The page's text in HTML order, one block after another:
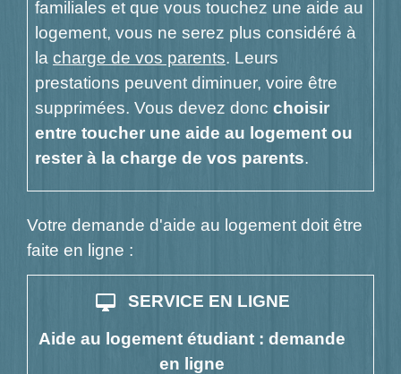
familiales et que vous touchez une aide au
logement, vous ne serez plus considéré à
la charge de vos parents. Leurs
prestations peuvent diminuer, voire être
supprimées. Vous devez donc choisir
entre toucher une aide au logement ou
rester à la charge de vos parents.
Votre demande d'aide au logement doit être
faite en ligne :
desktop_mac
SERVICE EN LIGNE
Aide au logement étudiant : demande
en ligne